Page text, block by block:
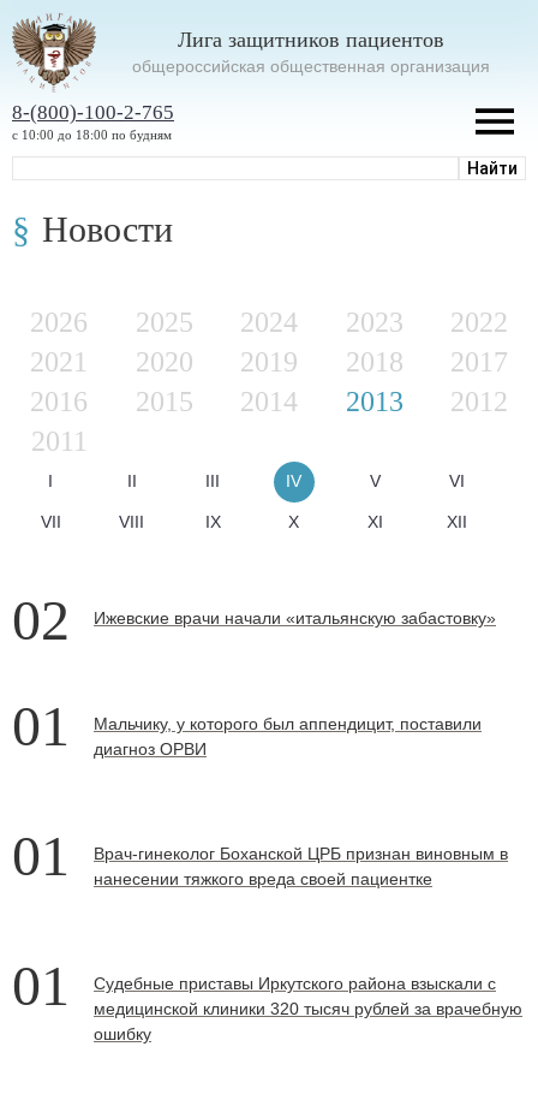
Лига защитников пациентов
oбщероссийская общественная организация
8-(800)-100-2-765
с 10:00 до 18:00 по будням
Новости
2026 2025 2024 2023
2022
2021
2020 2019 2018
2017
2016
2015 2014 2013
2012
2011
I II III IV V VI
VII VIII IX X XI XII
02 Ижевские врачи начали «итальянскую забастовку»
01
Мальчику, у которого был аппендицит, поставили
диагноз ОРВИ
01
Врач-гинеколог Боханской ЦРБ признан виновным в
нанесении тяжкого вреда своей пациентке
01
Судебные приставы Иркутского района взыскали с
медицинской клиники 320 тысяч рублей за врачебную
ошибку